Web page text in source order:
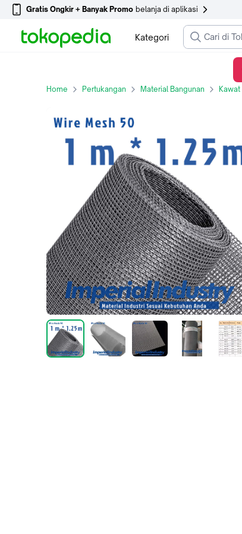
Gratis Ongkir + Banyak Promo belanja di aplikasi
Kategori
Home Pertukangan Material Bangunan Kawat